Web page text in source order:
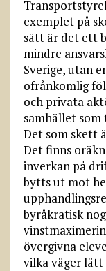
exemplet på
sätt är det ett
mindre
Sverige, utan
ofrånkomlig
och privata
samhället
Det som skett
Det finns
inverkan på
bytts ut mot
byråkratisk
övergivna
vilka väger lätt